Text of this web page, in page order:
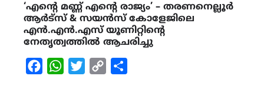
‘എന്‍റെ മണ്ണ് എന്‍റെ രാജ്യം’ – തരണനെല്ലൂർ
ആർട്സ് & സയൻസ് കോളേജിലെ
എൻ.എൻ.എസ് യൂണിറ്റിന്‍റെ
നേതൃത്വത്തിൽ ആചരിച്ചു
FacebookWhatsAppTwitterCopy